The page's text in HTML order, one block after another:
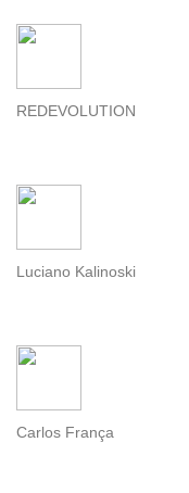
REDEVOLUTION
Luciano Kalinoski
Carlos França